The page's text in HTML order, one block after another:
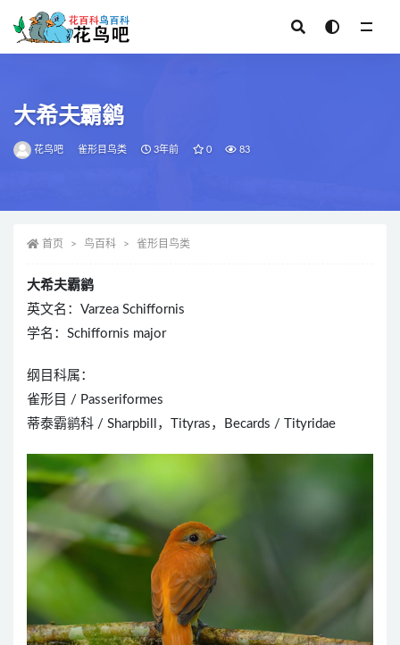
大希夫霸鹟
花鸟吧 雀形目鸟类 3年前 0 83
首页 鸟百科 雀形目鸟类
大希夫霸鹟
英文名：Varzea Schiffornis
学名：Schiffornis major
纲目科属：
雀形目 / Passeriformes
蒂泰霸鹟科 / Sharpbill，Tityras，Becards / Tityridae